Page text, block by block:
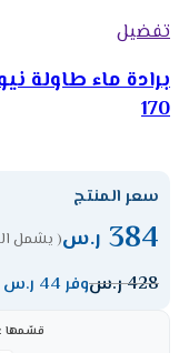
تفضيل
170
سعر المنتج
384 ر.س( يشمل
428ر.سوفر 44 ر.س
قسّمها